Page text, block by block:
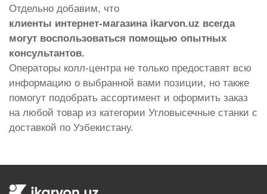
Отдельно добавим, что
клиенты интернет-магазина ikarvon.uz всегда
могут воспользоваться помощью опытных
консультантов.
Операторы колл-центра не только предоставят всю
информацию о выбранной вами позиции, но также
помогут подобрать ассортимент и оформить заказ
на любой товар из категории Угловысечные станки с
доставкой по Узбекистану.